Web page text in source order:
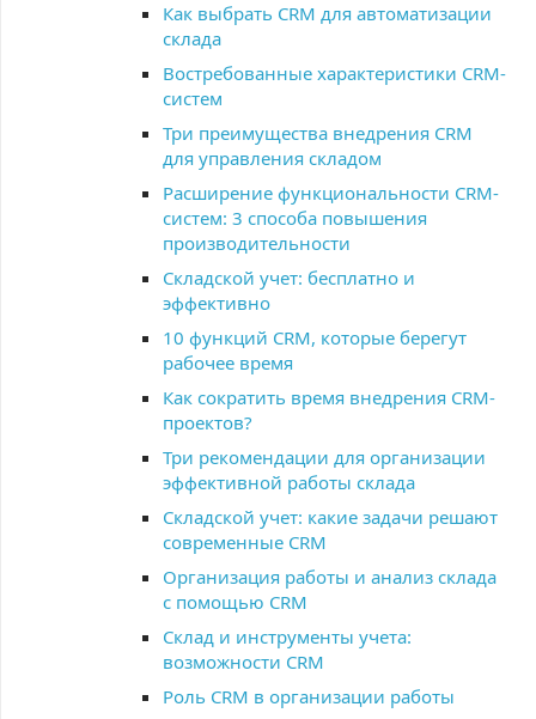
Как выбрать CRM для автоматизации
склада
Востребованные характеристики CRM-
систем
Три преимущества внедрения CRM
для управления складом
Расширение функциональности CRM-
систем: 3 способа повышения
производительности
Складской учет: бесплатно и
эффективно
10 функций CRM, которые берегут
рабочее время
Как сократить время внедрения CRM-
проектов?
Три рекомендации для организации
эффективной работы склада
Складской учет: какие задачи решают
современные CRM
Организация работы и анализ склада
с помощью CRM
Склад и инструменты учета:
возможности CRM
Роль CRM в организации работы